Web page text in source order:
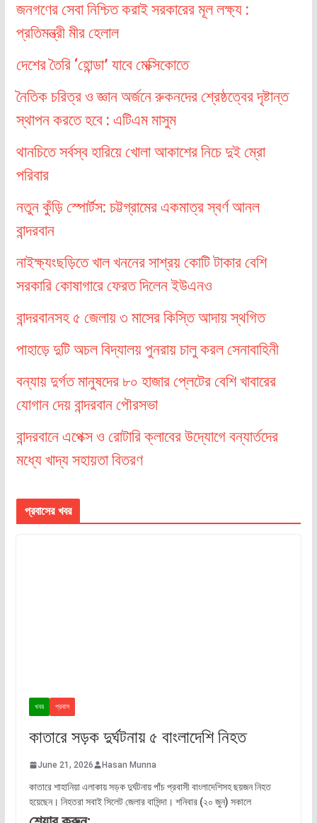
জনগণের সেবা নিশ্চিত করাই সরকারের মূল লক্ষ্য :
প্রতিমন্ত্রী মীর হেলাল
দেশের তৈরি ‘হোন্ডা’ যাবে মেক্সিকোতে
নৈতিক চরিত্র ও জ্ঞান অর্জনে রুকনদের শ্রেষ্ঠত্বের দৃষ্টান্ত
স্থাপন করতে হবে : এটিএম মাসুম
থানচিতে সর্বস্ব হারিয়ে খোলা আকাশের নিচে দুই ম্রো
পরিবার
নতুন কুঁড়ি স্পোর্টস: চট্টগ্রামের একমাত্র স্বর্ণ আনল
বান্দরবান
নাইক্ষ্যংছড়িতে খাল খননের সাশ্রয় কোটি টাকার বেশি
সরকারি কোষাগারে ফেরত দিলেন ইউএনও
বান্দরবানসহ ৫ জেলায় ৩ মাসের কিস্তি আদায় স্থগিত
পাহাড়ে দুটি অচল বিদ্যালয় পুনরায় চালু করল সেনাবাহিনী
বন্যায় দুর্গত মানুষদের ৮০ হাজার প্লেটের বেশি খাবারের
যোগান দেয় বান্দরবান পৌরসভা
বান্দরবানে এপেক্স ও রোটারি ক্লাবের উদ্যোগে বন্যার্তদের
মধ্যে খাদ্য সহায়তা বিতরণ
প্রবাসের খবর
খবর প্রবাস
কাতারে সড়ক দুর্ঘটনায় ৫ বাংলাদেশি নিহত
June 21, 2026 Hasan Munna
কাতারে শাহানিয়া এলাকায় সড়ক দুর্ঘটনায় পাঁচ প্রবাসী বাংলাদেশিসহ ছয়জন নিহত
হয়েছেন। নিহতরা সবাই সিলেট জেলার বাসিন্দা। শনিবার (২০ জুন) সকালে